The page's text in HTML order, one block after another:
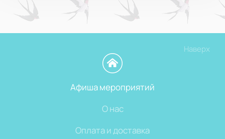
Наверх
Афиша мероприятий
О нас
Оплата и доставка